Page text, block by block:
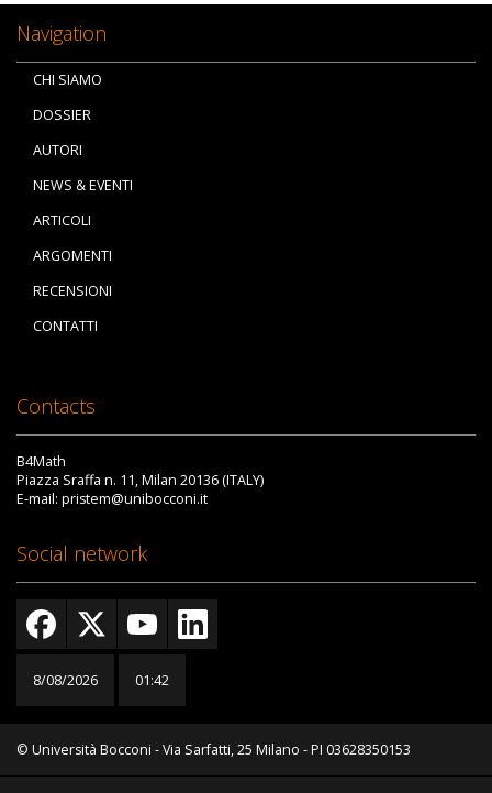
Navigation
CHI SIAMO
DOSSIER
AUTORI
NEWS & EVENTI
ARTICOLI
ARGOMENTI
RECENSIONI
CONTATTI
Contacts
B4Math
Piazza Sraffa n. 11, Milan 20136 (ITALY)
E-mail: pristem@unibocconi.it
Social network
8/08/2026 01:42
© Università Bocconi - Via Sarfatti, 25 Milano - PI 03628350153